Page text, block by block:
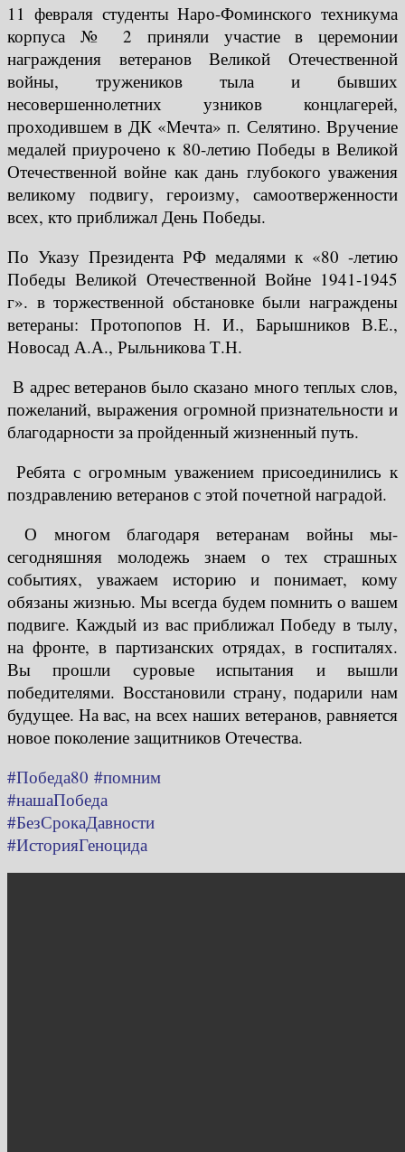
11 февраля студенты Наро-Фоминского техникума
корпуса № 2 приняли участие в церемонии
награждения ветеранов Великой Отечественной
войны, тружеников тыла и бывших
несовершеннолетних узников концлагерей,
проходившем в ДК «Мечта» п. Селятино. Вручение
медалей приурочено к 80-летию Победы в Великой
Отечественной войне как дань глубокого уважения
великому подвигу, героизму, самоотверженности
всех, кто приближал День Победы.
По Указу Президента РФ медалями к «80 -летию
Победы Великой Отечественной Войне 1941-1945
г». в торжественной обстановке были награждены
ветераны: Протопопов Н. И., Барышников В.Е.,
Новосад А.А., Рыльникова Т.Н.
В адрес ветеранов было сказано много теплых слов,
пожеланий, выражения огромной признательности и
благодарности за пройденный жизненный путь.
Ребята с огромным уважением присоединились к
поздравлению ветеранов с этой почетной наградой.
О многом благодаря ветеранам войны мы-
сегодняшняя молодежь знаем о тех страшных
событиях, уважаем историю и понимает, кому
обязаны жизнью. Мы всегда будем помнить о вашем
подвиге. Каждый из вас приближал Победу в тылу,
на фронте, в партизанских отрядах, в госпиталях.
Вы прошли суровые испытания и вышли
победителями. Восстановили страну, подарили нам
будущее. На вас, на всех наших ветеранов, равняется
новое поколение защитников Отечества.
#Победа80 #помним
#нашаПобеда
#БезСрокаДавности
#ИсторияГеноцида